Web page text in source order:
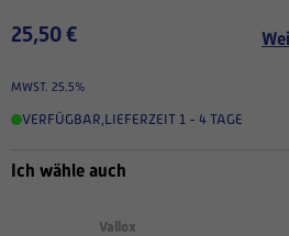
25,50 €
MWST. 25.5%
VERFÜGBAR LIEFERZEIT 1 - 4 TAGE
Ich wähle auch
Vallox